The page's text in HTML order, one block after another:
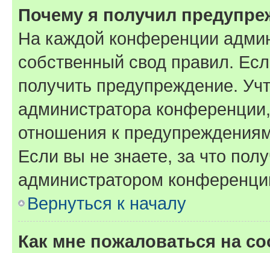
Почему я получил
На каждой конференции
собственный свод правил.
получить предупреждение.
администратора
отношения к
Если вы не знаете, за что
администратором
Вернуться к началу
Как мне пожаловаться на